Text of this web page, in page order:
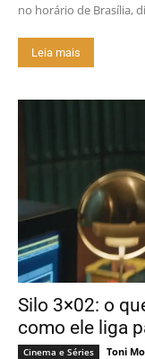
no horário de Brasília,
Leia mais
Silo 3×02: o
como ele liga
Cinema e Séries Toni